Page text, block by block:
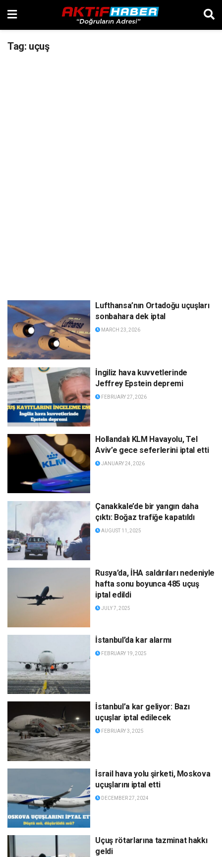
Tag: uçuş
Lufthansa’nın Ortadoğu uçuşları
sonbahara dek iptal
MARCH 23, 2026
İngiliz hava kuvvetlerinde
Jeffrey Epstein depremi
FEBRUARY 27, 2026
Hollandalı KLM Havayolu, Tel
Aviv’e gece seferlerini iptal etti
JANUARY 24, 2026
Çanakkale’de bir yangın daha
çıktı: Boğaz trafiğe kapatıldı
AUGUST 11, 2025
Rusya’da, İHA saldırıları nedeniyle
hafta sonu boyunca 485 uçuş
iptal edildi
JULY 7, 2025
İstanbul’da kar alarmı
FEBRUARY 19, 2025
İstanbul’a kar geliyor: Bazı
uçuşlar iptal edilecek
FEBRUARY 3, 2025
İsrail hava yolu şirketi, ⁠Moskova
uçuşlarını iptal etti
DECEMBER 27, 2024
Uçuş rötarlarına tazminat hakkı
geldi